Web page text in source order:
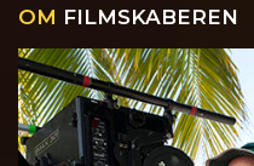
OM FILMSKABEREN